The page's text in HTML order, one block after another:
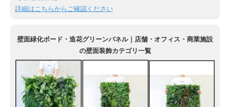
詳細はこちらからご確認ください
壁面緑化ボード・造花グリーンパネル｜店舗・オフィス・商業施設
の壁面装飾カテゴリ一覧